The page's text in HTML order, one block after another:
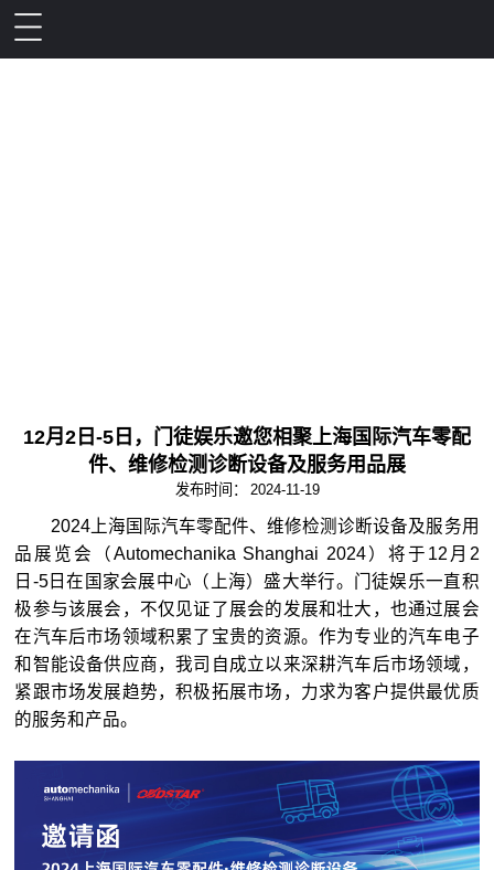
12月2日-5日，门徒娱乐邀您相聚上海国际汽车零配
件、维修检测诊断设备及服务用品展
发布时间： 2024-11-19
2024上海国际汽车零配件、维修检测诊断设备及服务用
品展览会（Automechanika Shanghai 2024）将于12月2
日-5日在国家会展中心（上海）盛大举行。门徒娱乐一直积
极参与该展会，不仅见证了展会的发展和壮大，也通过展会
在汽车后市场领域积累了宝贵的资源。作为专业的汽车电子
和智能设备供应商，我司自成立以来深耕汽车后市场领域，
紧跟市场发展趋势，积极拓展市场，力求为客户提供最优质
的服务和产品。